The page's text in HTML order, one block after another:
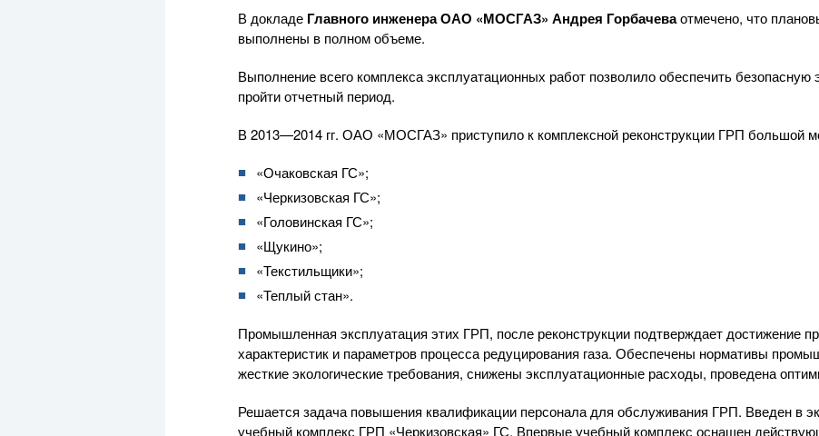
В докладе Главного инженераОАО «МОСГАЗ» Андрея Горбачеваотмечено, что
выполнены в полном объеме.
Выполнение всего комплекса эксплуатационных работ позволило обеспечить безопасную
пройти отчетный период.
В2013—2014 гг. ОАО «МОСГАЗ» приступило к комплексной реконструкции ГРП большой
«Очаковская ГС»;
«Черкизовская ГС»;
«Головинская ГС»;
«Щукино»;
«Текстильщики»;
«Теплый стан».
Промышленная эксплуатация этих ГРП, после реконструкции подтверждает достижение
характеристик и параметров процесса редуцирования газа. Обеспечены нормативы
жесткие экологические требования, снижены эксплуатационные расходы, проведена
Решается задача повышения квалификации персонала для обслуживания ГРП. Введен в
учебный комплекс ГРП «Черкизовская» ГС. Впервые учебный комплекс оснащен